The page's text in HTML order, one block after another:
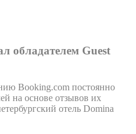
обладателем Guest
Booking.com постоянно
на основе отзывов их
отель Domina